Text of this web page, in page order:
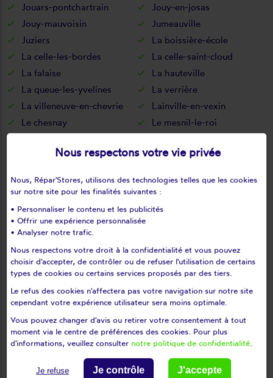
Jouars-pontchartrain
Jouy-en-josas
Jouy-mauvoisin
Jumeauville
Juziers
La boissière-école
La celle-les-bordes
La celle-saint-cloud
La falaise
La hauteville
La queue-les-yvelines
La verrière
La villeneuve-en-chevrie
Lainville-en-vexin
Le chesnay
Le mesnil-le-roi
Le perray-en-yvelines
Le port-marly
Le tremblay-sur-mauldre
Le vésinet
Les alluets-le-roi
Les bréviaires
Les clayes-sous-bois
Les loges-en-josas
Les mureaux
Lévis-saint-nom
Limay
Limetz-villez
Lommoye
Longnes
Louveciennes
L'étang-la-ville
Magnanville
Magny-les-hameaux
Maisons-laffitte
Mantes-la-jolie
Mareil-le-guyon
Mareil-marly
Nous respectons votre vie privée
Nous, Répar'Stores, utilisons des technologies telles que les cookies
sur notre site pour les finalités suivantes :
• Personnaliser le contenu et les publicités
• Offrir une expérience personnalisée
• Analyser notre trafic.
Nous respectons votre droit à la confidentialité et vous pouvez
choisir d'accepter, de contrôler ou de refuser l'utilisation de certains
types de cookies ou certains services proposés par des tiers.
Le refus des cookies n'affectera pas votre navigation sur notre site
cependant votre expérience utilisateur sera moins optimale.
Vous pouvez changer d'avis ou retirer votre consentement à tout
moment via le centre de préférences des cookies. Pour plus
d'informations, veuillez consulter notre politique de confidentialité.
Je refuse Je contrôle J'accepte